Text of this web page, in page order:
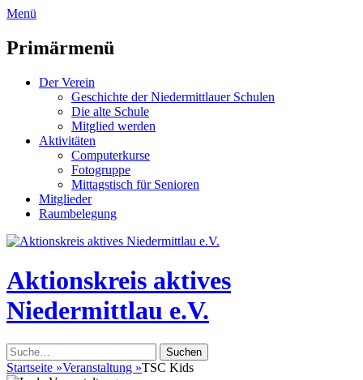
zum
überspringen
Menü
Primärmenü
Der Verein
Geschichte der Niedermittlauer Schulen
Die alte Schule
Mitglied werden
Aktivitäten
Computerkurse
Fotogruppe
Mittagstisch für Senioren
Mitglieder
Raumbelegung
Header
Aktionskreis aktives
Niedermittlau e.V.
Suche
nach:
Startseite »Veranstaltung »TSC Kids